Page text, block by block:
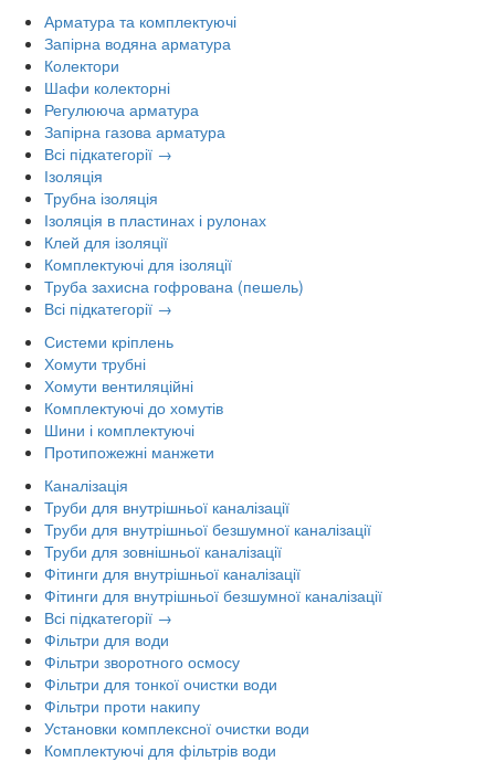
Арматура та комплектуючі
Запірна водяна арматура
Колектори
Шафи колекторні
Регулююча арматура
Запірна газова арматура
Всі підкатегорії →
Ізоляція
Трубна ізоляція
Ізоляція в пластинах і рулонах
Клей для ізоляції
Комплектуючі для ізоляції
Труба захисна гофрована (пешель)
Всі підкатегорії →
Системи кріплень
Хомути трубні
Хомути вентиляційні
Комплектуючі до хомутів
Шини і комплектуючі
Протипожежні манжети
Каналізація
Труби для внутрішньої каналізації
Труби для внутрішньої безшумної каналізації
Труби для зовнішньої каналізації
Фітинги для внутрішньої каналізації
Фітинги для внутрішньої безшумної каналізації
Всі підкатегорії →
Фільтри для води
Фільтри зворотного осмосу
Фільтри для тонкої очистки води
Фільтри проти накипу
Установки комплексної очистки води
Комплектуючі для фільтрів води